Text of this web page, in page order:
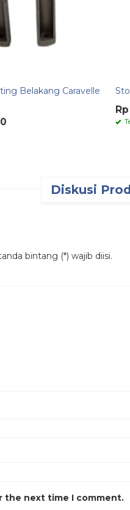
Belakang Caravelle
Diskusi
bintang (*) wajib diisi.
the next time I comment.